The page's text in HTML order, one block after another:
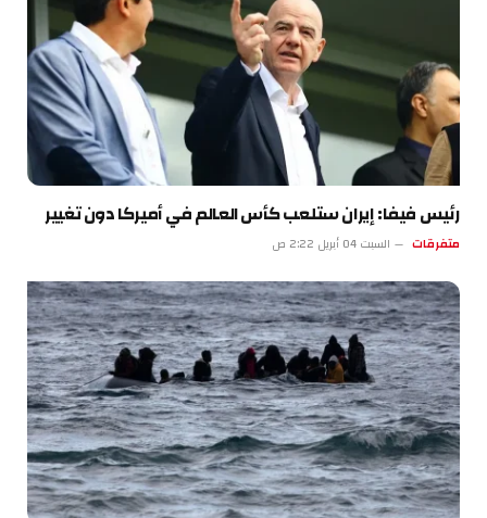
رئيس فيفا: إيران ستلعب كأس العالم في أميركا دون تغيير
متفرقات السبت 04 أبريل 2:22 ص